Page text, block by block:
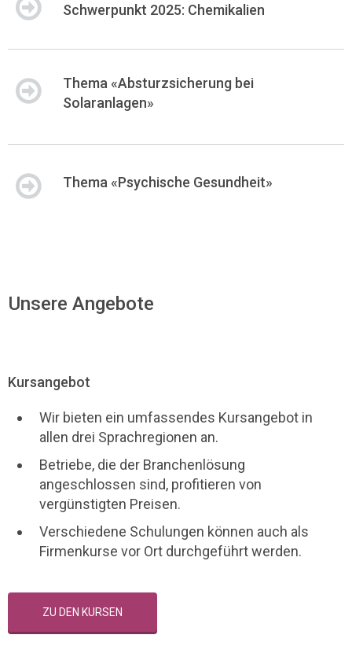
Schwerpunkt 2025: Chemikalien
Thema «Absturzsicherung bei
Solaranlagen»
Thema «Psychische Gesundheit»
Unsere Angebote
Kursangebot
Wir bieten ein umfassendes Kursangebot in
allen drei Sprachregionen an.
Betriebe, die der Branchenlösung
angeschlossen sind, profitieren von
vergünstigten Preisen.
Verschiedene Schulungen können auch als
Firmenkurse vor Ort durchgeführt werden.
ZU DEN KURSEN